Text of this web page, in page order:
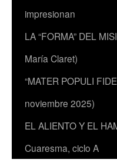
impresionan
LA “FORMA” DEL
María Claret)
“MATER POPULI
noviembre 2025)
EL ALIENTO Y EL
Cuaresma, ciclo A